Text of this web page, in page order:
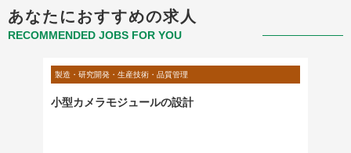
あなたにおすすめの求人
RECOMMENDED JOBS FOR YOU
製造・研究開発・生産技術・品質管理
小型カメラモジュールの設計